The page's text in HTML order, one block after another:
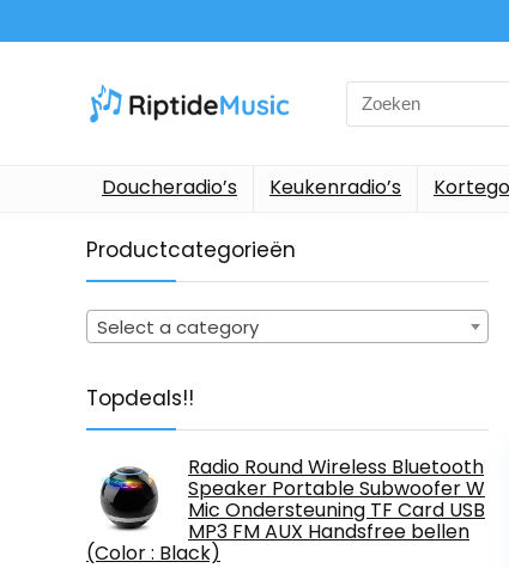
Search
for:
Doucheradio’s Keukenradio’s
Productcategorieën
Select a category
Topdeals!!
Radio Round Wireless Bluetooth
Speaker Portable Subwoofer W
Mic Ondersteuning TF Card USB
MP3 FM AUX Handsfree bellen
(Color : Black)